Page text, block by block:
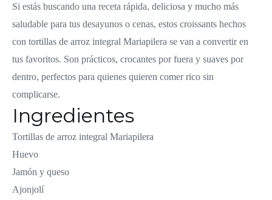
Si estás buscando una receta rápida, deliciosa y mucho más
saludable para tus desayunos o cenas, estos croissants hechos
con tortillas de arroz integral Mariapilera se van a convertir en
tus favoritos. Son prácticos, crocantes por fuera y suaves por
dentro, perfectos para quienes quieren comer rico sin
complicarse.
Ingredientes
Tortillas de arroz integral Mariapilera
Huevo
Jamón y queso
Ajonjolí